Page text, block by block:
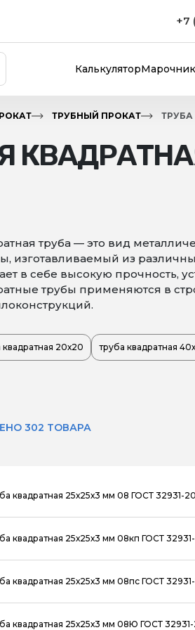
+7
КалькуляторМарочник
ТРУБНЫЙ ПРОКАТ
труба — это вид
изготавливаемый из
в себе высокую прочность,
трубы применяются в
квадратная 20х20 труба квадратная
302 ТОВАРА
квадратная 25х25х3 мм 08 ГОСТ 32931-
квадратная 25х25х3 мм 08кп ГОСТ
квадратная 25х25х3 мм 08пс ГОСТ
квадратная 25х25х3 мм 08Ю ГОСТ 32931-